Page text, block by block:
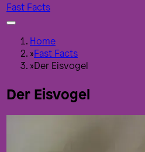
Fast Facts
Home
»Fast Facts
»Der Eisvogel
Der Eisvogel